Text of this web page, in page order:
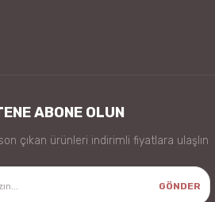
ABONE OLUN
çıkan ürünleri indirimli fiyatlara ulaşlın
GÖNDER